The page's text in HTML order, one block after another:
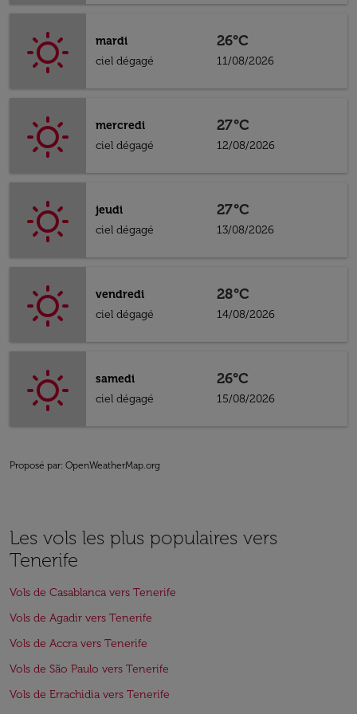
mardi
ciel dégagé
26°C
11/08/2026
mercredi
ciel dégagé
27°C
12/08/2026
jeudi
ciel dégagé
27°C
13/08/2026
vendredi
ciel dégagé
28°C
14/08/2026
samedi
ciel dégagé
26°C
15/08/2026
Proposé par: OpenWeatherMap.org
Les vols les plus populaires vers
Tenerife
Vols de Casablanca vers Tenerife
Vols de Agadir vers Tenerife
Vols de Accra vers Tenerife
Vols de São Paulo vers Tenerife
Vols de Errachidia vers Tenerife